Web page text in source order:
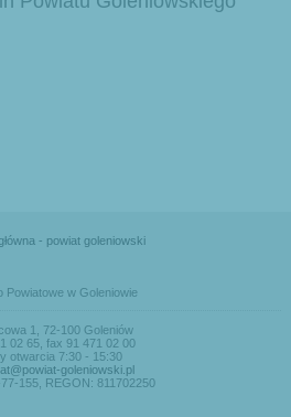
Powiatowe w Goleniowie
1, 72-100 Goleniów
02 65, fax 91 471 02 00
otwarcia 7:30 - 15:30
goleniowski.pl
155, REGON: 811702250